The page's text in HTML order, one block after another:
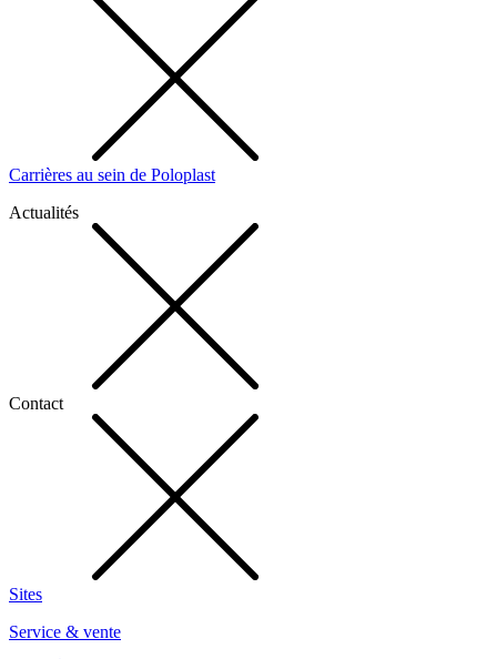
Carrières au sein de Poloplast
Actualités
Contact
Sites
Service & vente